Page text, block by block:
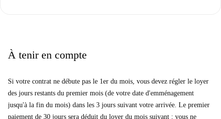
À tenir en compte
Si votre contrat ne débute pas le 1er du mois, vous devez régler le loyer
des jours restants du premier mois (de votre date d'emménagement
jusqu'à la fin du mois) dans les 3 jours suivant votre arrivée. Le premier
paiement de 30 jours sera déduit du loyer du mois suivant ; vous ne